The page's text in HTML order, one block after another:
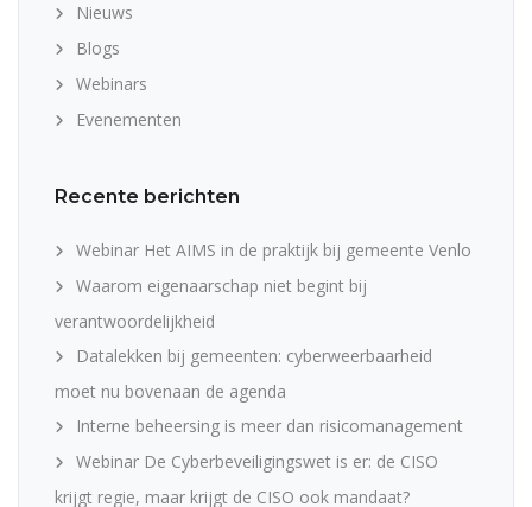
Nieuws
Blogs
Webinars
Evenementen
Recente berichten
Webinar Het AIMS in de praktijk bij gemeente Venlo
Waarom eigenaarschap niet begint bij
verantwoordelijkheid
Datalekken bij gemeenten: cyberweerbaarheid
moet nu bovenaan de agenda
Interne beheersing is meer dan risicomanagement
Webinar De Cyberbeveiligingswet is er: de CISO
krijgt regie, maar krijgt de CISO ook mandaat?